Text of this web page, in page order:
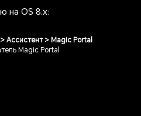
на OS 8.x:
Ассистент > Magic Portal
Magic Portal